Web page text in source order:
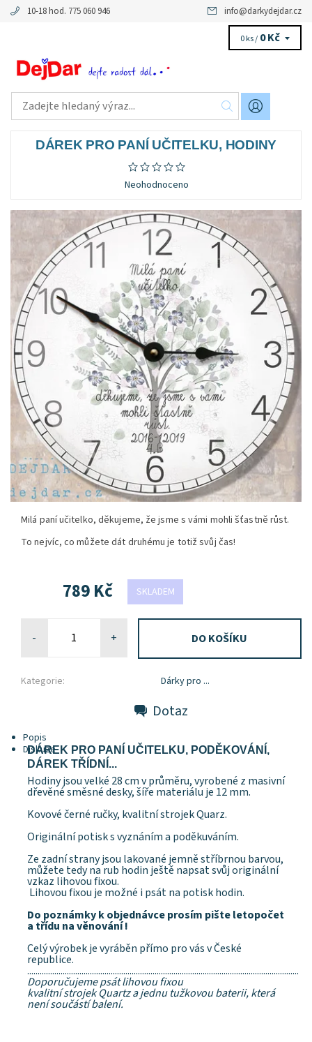
10-18 hod. 775 060 946 info@darkydejdar.cz
0 ks / 0 Kč
DÁREK PRO PANÍ UČITELKU, HODINY
Neohodnoceno
Milá paní učitelko, děkujeme, že jsme s vámi mohli šťastně růst.
To nejvíc, co můžete dát druhému je totiž svůj čas!
SKLADEM
789 Kč
- +
Kategorie: Dárky pro ...
Dotaz
Popis
Diskuze
DÁREK PRO PANÍ UČITELKU, PODĚKOVÁNÍ,
DÁREK TŘÍDNÍ...
Hodiny jsou velké 28 cm v průměru, vyrobené z masivní
dřevěné směsné desky, šíře materiálu je 12 mm.
Kovové černé ručky, kvalitní strojek Quarz.
Originální potisk s vyznáním a poděkuváním.
Ze zadní strany jsou lakované jemně stříbrnou barvou,
můžete tedy na rub hodin ještě napsat svůj originální
vzkaz lihovou fixou.
Lihovou fixou je možné i psát na potisk hodin.
Do poznámky k objednávce prosím pište letopočet
a třídu na věnování !
Celý výrobek je vyráběn přímo pro vás v České
republice.
..................................................................................................................................
Doporučujeme psát lihovou fixou
kvalitní strojek Quartz a jednu tužkovou baterii, která
není součástí balení.